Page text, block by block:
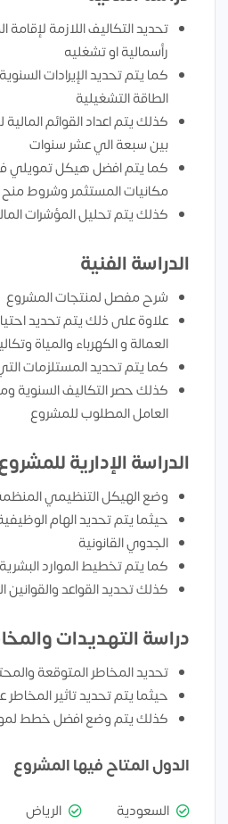
تحديد التكاليف اللازمة
رأسمالية او تشغليه
كما يتم تحديد الإيرادات
الطاقة التشغيلية
كذلك يتم اعداد القوائم
بين سبعة الي عشر سنوات
كما يتم افضل هيكل
مكانيات المستثمر وشروط منح
كذلك يتم تحليل المؤشرات
الدراسة الفنية
شرح مفصل لمنتجات المشروع
علاوة على ذلك يتم تحديد
العمالة و الكهرباء والمياة
كما يتم تحديد المستلزمات
كذلك حصر التكاليف السنوية
العامل المطلوب للمشروع
الدراسة الإدارية
وضع الهيكل التنظيمي
حيثما يتم تحديد الهام
الجدوي القانونية
كما يتم تخطيط الموارد
كذلك تحديد القواعد
دراسة التهديدات
تحديد المخاطر المتوقعة
حيثما يتم تحديد تاثير
كذلك يتم وضع افضل خطط
الدول المتاح فيها المشروع
السعودية الرياض